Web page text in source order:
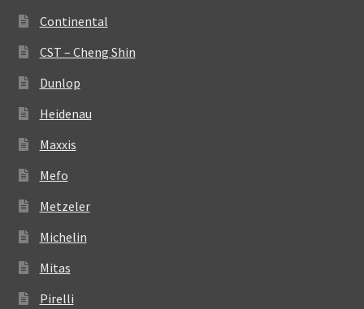
Continental
CST – Cheng Shin
Dunlop
Heidenau
Maxxis
Mefo
Metzeler
Michelin
Mitas
Pirelli